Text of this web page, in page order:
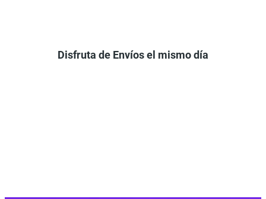
Disfruta de Envíos el mismo día